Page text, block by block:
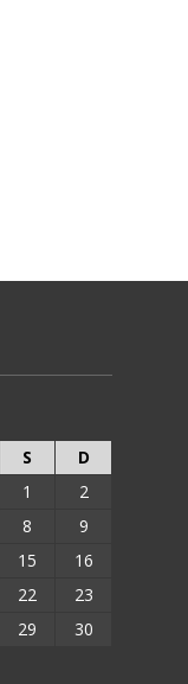
S
D
1
2
8
9
15
16
22
23
29
30